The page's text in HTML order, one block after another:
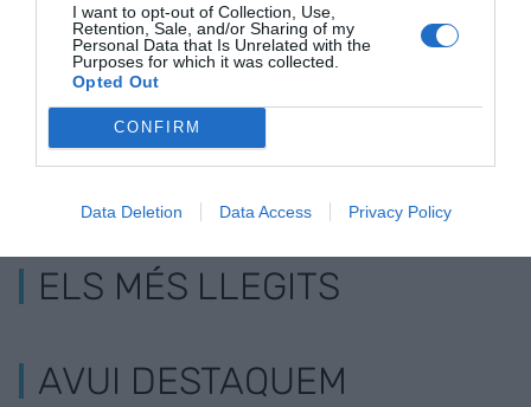
I want to opt-out of Collection, Use,
Retention, Sale, and/or Sharing of my
Personal Data that Is Unrelated with the
Purposes for which it was collected.
Opted Out
CONFIRM
Data Deletion Data Access Privacy Policy
sostenibilitat l’Escola del Treball
ELS MÉS LLEGITS
AVUI DESTAQUEM